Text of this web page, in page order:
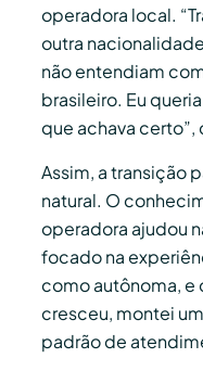
operadora local.
outra
não entendiam
brasileiro. Eu
que achava certo”,
Assim, a transição
natural. O
operadora ajudou
focado na
como autônoma, e
cresceu, montei
padrão de